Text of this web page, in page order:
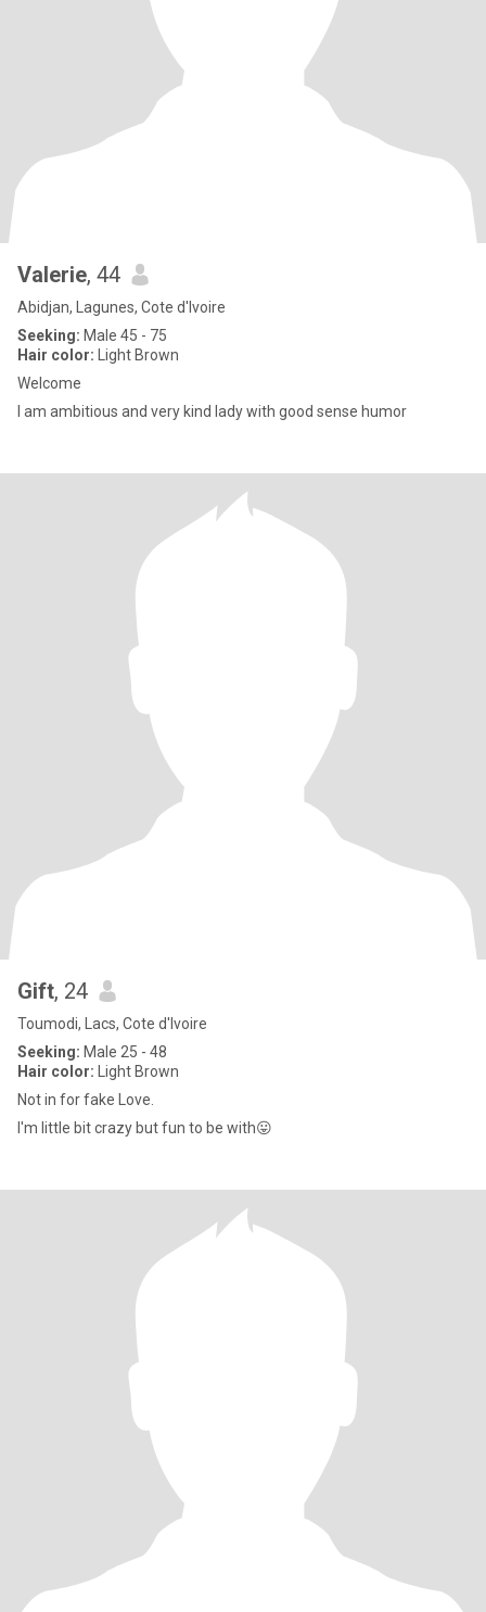
Valerie, 44
Abidjan, Lagunes, Cote d'Ivoire
Seeking: Male 45 - 75
Hair color: Light Brown
Welcome
I am ambitious and very kind lady with good sense humor
Gift, 24
Toumodi, Lacs, Cote d'Ivoire
Seeking: Male 25 - 48
Hair color: Light Brown
Not in for fake Love.
I'm little bit crazy but fun to be with😛